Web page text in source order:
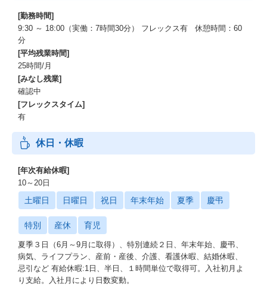
[勤務時間]
9:30 ～ 18:00（実働：7時間30分） フレックス有 休憩時間：60
分
[平均残業時間]
25時間/月
[みなし残業]
確認中
[フレックスタイム]
有
休日・休暇
[年次有給休暇]
10～20日
土曜日 日曜日 祝日 年末年始 夏季 慶弔
特別 産休 育児
夏季３日（6月～9月に取得）、特別連続２日、年末年始、慶弔、
病気、ライフプラン、産前・産後、介護、看護休暇、結婚休暇、
忌引など 有給休暇:1日、半日、１時間単位で取得可。入社初月よ
り支給。入社月により日数変動。